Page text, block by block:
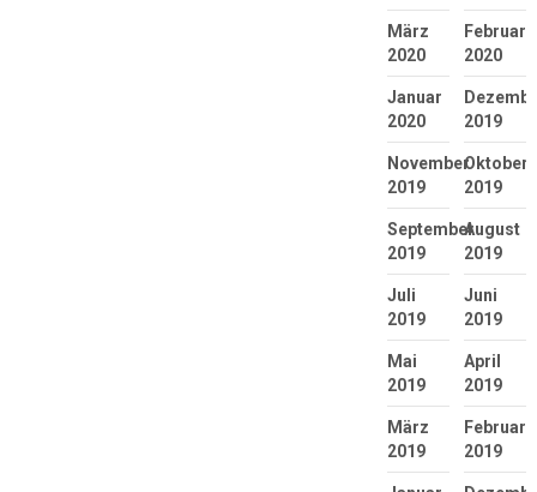
März
2020
Februar
2020
Januar
2020
2019
November
2019
Oktober
2019
September
2019
August
2019
Juli
2019
Juni
2019
Mai
2019
April
2019
März
2019
Februar
2019